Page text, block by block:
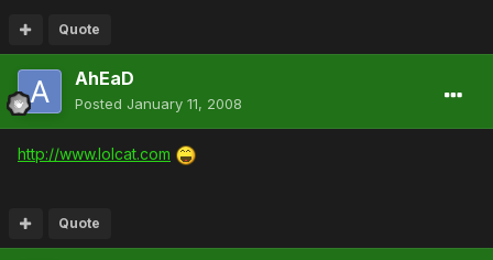
Quote
AhEaD
Posted January 11, 2008
http://www.lolcat.com
Quote